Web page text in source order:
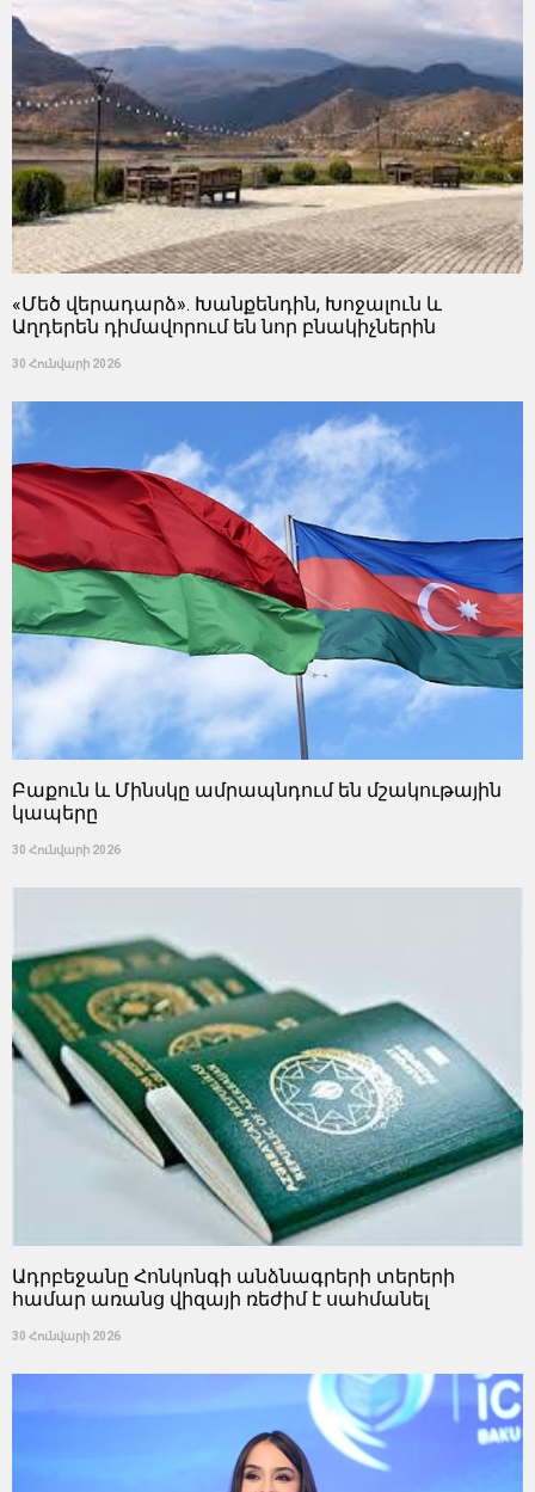
«Մեծ վերադարձ». Խանքենդին, Խոջալուն և
Աղդերեն դիմավորում են նոր բնակիչներին
30 Հունվարի 2026
Բաքուն և Մինսկը ամրապնդում են մշակութային
կապերը
30 Հունվարի 2026
Ադրբեջանը Հոնկոնգի անձնագրերի տերերի
համար առանց վիզայի ռեժիմ է սահմանել
30 Հունվարի 2026